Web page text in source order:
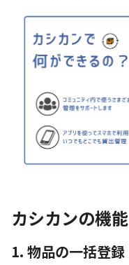
カシカンの機能
1. 物品の一括登録